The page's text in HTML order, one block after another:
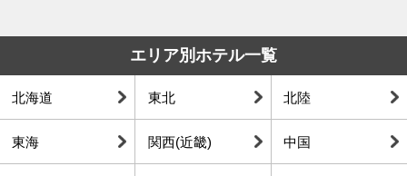
エリア別ホテル一覧
北海道 東北 北陸
東海 関西(近畿) 中国